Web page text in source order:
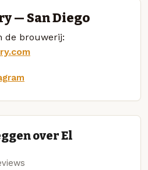
— San Diego
de brouwerij:
over El